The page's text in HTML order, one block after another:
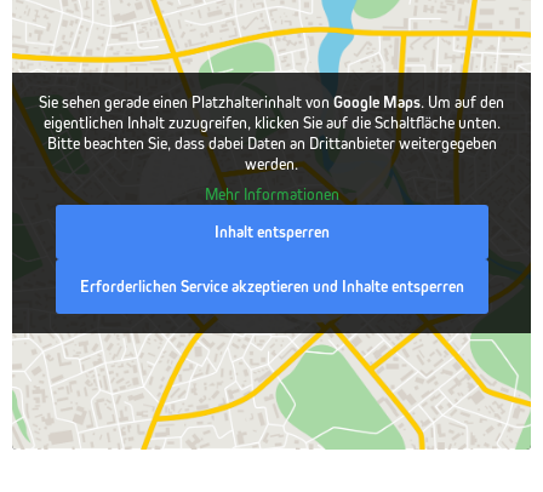
Sie sehen gerade einen Platzhalterinhalt vonGoogle Maps. Um auf den
eigentlichen Inhalt zuzugreifen, klicken Sie auf die Schaltfläche unten.
Bitte beachten Sie, dass dabei Daten an Drittanbieter weitergegeben
werden.
Mehr Informationen
Inhalt entsperren
Erforderlichen Service akzeptieren und Inhalte entsperren